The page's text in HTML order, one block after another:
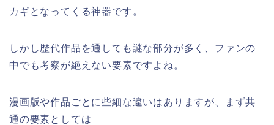
カギとなってくる神器です。
しかし歴代作品を通しても謎な部分が多く、ファンの
中でも考察が絶えない要素ですよね。
漫画版や作品ごとに些細な違いはありますが、まず共
通の要素としては